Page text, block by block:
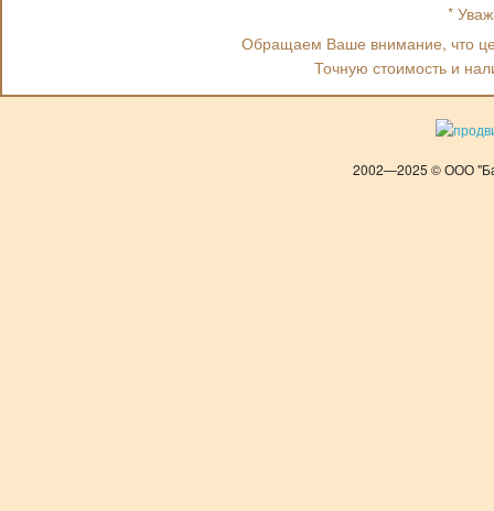
*
Обращаем Ваше внимание, что
Точную стоимость и
2002—2025 © ООО